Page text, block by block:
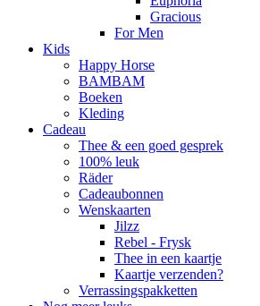
Gracious
For Men
Kids
Happy Horse
BAMBAM
Boeken
Kleding
Cadeau
Thee & een goed gesprek
100% leuk
Räder
Cadeaubonnen
Wenskaarten
Jilzz
Rebel - Frysk
Thee in een kaartje
Kaartje verzenden?
Verrassingspakketten